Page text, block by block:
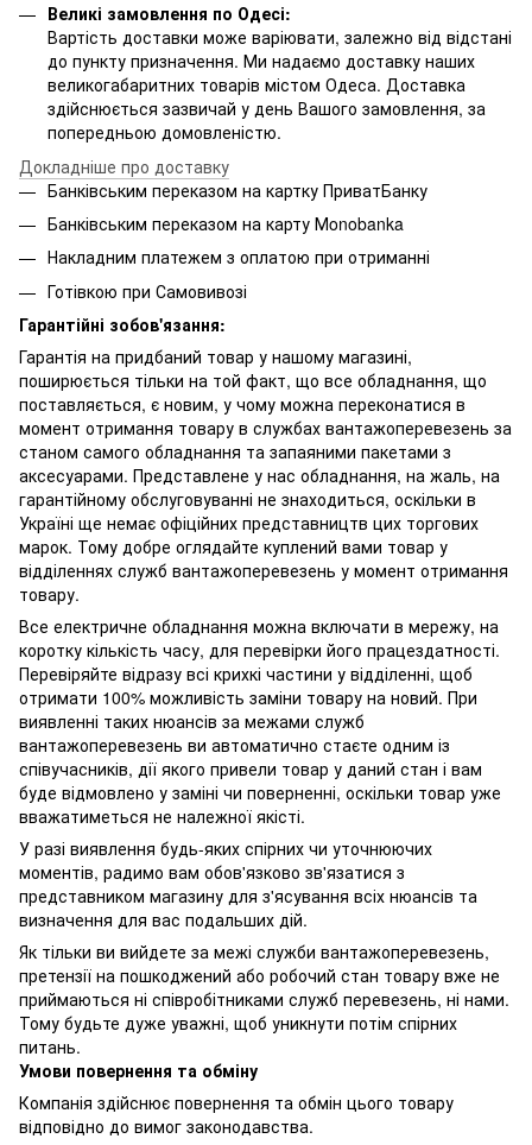
Великі замовлення по Одесі:
Вартість доставки може варіювати, залежно від відстані
до пункту призначення. Ми надаємо доставку наших
великогабаритних товарів містом Одеса. Доставка
здійснюється зазвичай у день Вашого замовлення, за
попередньою домовленістю.
Докладніше про доставку
Банківським переказом на картку ПриватБанку
Банківським переказом на карту Мonobanka
Накладним платежем з оплатою при отриманні
Готівкою при Самовивозі
Гарантійні зобов'язання:
Гарантія на придбаний товар у нашому магазині,
поширюється тільки на той факт, що все обладнання, що
поставляється, є новим, у чому можна переконатися в
момент отримання товару в службах вантажоперевезень за
станом самого обладнання та запаяними пакетами з
аксесуарами. Представлене у нас обладнання, на жаль, на
гарантійному обслуговуванні не знаходиться, оскільки в
Україні ще немає офіційних представництв цих торгових
марок. Тому добре оглядайте куплений вами товар у
відділеннях служб вантажоперевезень у момент отримання
товару.
Все електричне обладнання можна включати в мережу, на
коротку кількість часу, для перевірки його працездатності.
Перевіряйте відразу всі крихкі частини у відділенні, щоб
отримати 100% можливість заміни товару на новий. При
виявленні таких нюансів за межами служб
вантажоперевезень ви автоматично стаєте одним із
співучасників, дії якого привели товар у даний стан і вам
буде відмовлено у заміні чи поверненні, оскільки товар уже
вважатиметься не належної якісті.
У разі виявлення будь-яких спірних чи уточнюючих
моментів, радимо вам обов'язково зв'язатися з
представником магазину для з'ясування всіх нюансів та
визначення для вас подальших дій.
Як тільки ви вийдете за межі служби вантажоперевезень,
претензії на пошкоджений або робочий стан товару вже не
приймаються ні співробітниками служб перевезень, ні нами.
Тому будьте дуже уважні, щоб уникнути потім спірних
питань.
Умови повернення та обміну
Компанія здійснює повернення та обмін цього товару
відповідно до вимог законодавства.